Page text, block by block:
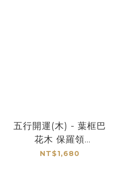
五行開運(木) - 葉框巴
花木 保羅領
帶/BoloTie/美式領帶
NT$1,680